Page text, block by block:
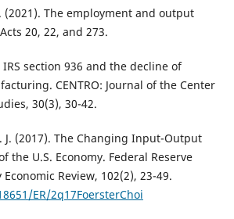
(2021). The employment and output
20, 22, and 273.
IRS section 936 and the decline of
CENTRO: Journal of the Center
30(3), 30-42.
J. (2017). The Changing Input-Output
the U.S. Economy. Federal Reserve
Review, 102(2), 23-49.
ER/2q17FoersterChoi